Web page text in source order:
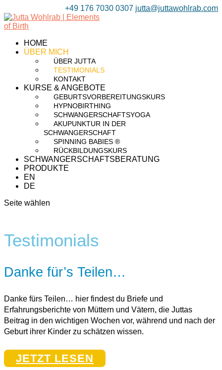
+49 176 7030 0307 jutta@juttawohlrab.com
HOME
ÜBER MICH
ÜBER JUTTA
TESTIMONIALS
KONTAKT
KURSE & ANGEBOTE
GEBURTSVORBEREITUNGSKURS
HYPNOBIRTHING
SCHWANGERSCHAFTSYOGA
AKUPUNKTUR IN DER
SCHWANGERSCHAFT
SPINNING BABIES ®
RÜCKBILDUNGSKURS
SCHWANGERSCHAFTSBERATUNG
PRODUKTE
EN
DE
Seite wählen
Testimonials
Danke für’s Teilen…
Danke fürs Teilen… hier findest du Briefe und
Erfahrungsberichte von Müttern und Vätern, die Juttas
Beitrag in den wichtigen Wochen vor, während und nach der
Geburt ihrer Kinder zu schätzen wissen.
JETZT LESEN